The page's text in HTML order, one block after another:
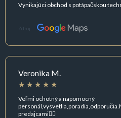
Vynikajúci obchod s potápačskou
Zdroj:
Veronika M.
Veľmi ochotný a napomocný
predajcami👌🏻